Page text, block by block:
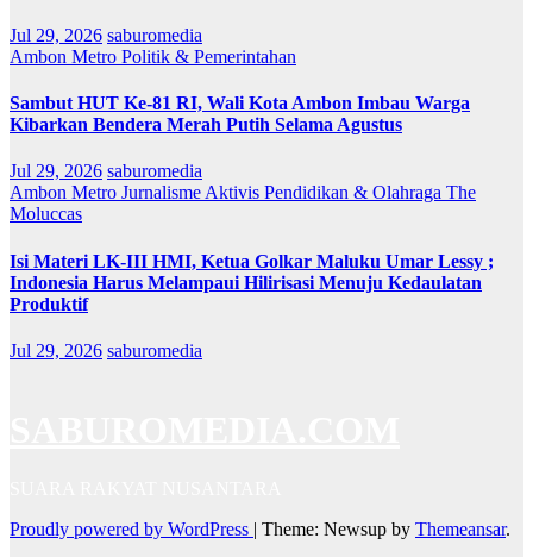
Jul 29, 2026 saburomedia
Ambon Metro Politik & Pemerintahan
Sambut HUT Ke-81 RI, Wali Kota Ambon Imbau Warga
Kibarkan Bendera Merah Putih Selama Agustus
Jul 29, 2026 saburomedia
Ambon Metro Jurnalisme Aktivis Pendidikan & Olahraga The
Moluccas
Isi Materi LK-III HMI, Ketua Golkar Maluku Umar Lessy ;
Indonesia Harus Melampaui Hilirisasi Menuju Kedaulatan
Produktif
Jul 29, 2026 saburomedia
Proudly powered by WordPress | Theme: Newsup by Themeansar.